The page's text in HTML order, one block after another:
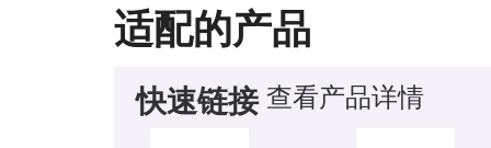
适配的产品
快速链接 查看产品详情